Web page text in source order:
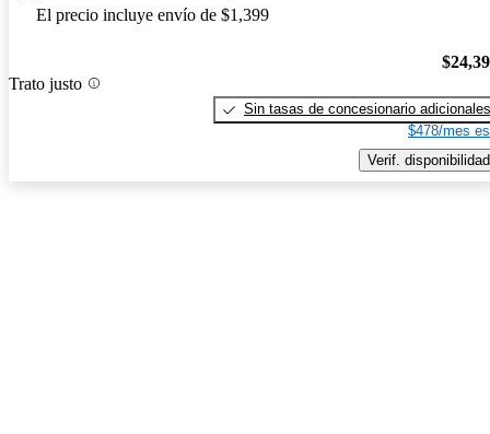
El precio incluye envío de $1,399
Trato justo
Sin tasas de concesionario adicionales
$478/mes
Verif. disponibilidad